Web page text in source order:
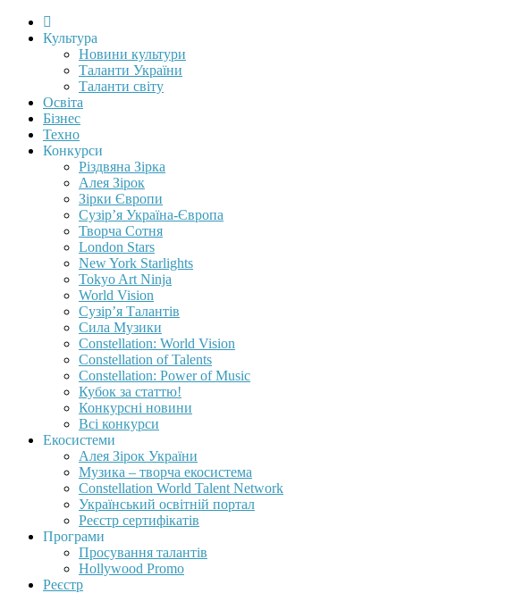
Культура
Новини культури
Таланти України
Таланти світу
Освіта
Бізнес
Техно
Конкурси
Різдвяна Зірка
Алея Зірок
Зірки Європи
Сузір’я Україна-Європа
Творча Сотня
London Stars
New York Starlights
Tokyo Art Ninja
World Vision
Сузір’я Талантів
Сила Музики
Constellation: World Vision
Constellation of Talents
Constellation: Power of Music
Кубок за статтю!
Конкурсні новини
Всі конкурси
Екосистеми
Алея Зірок України
Музика – творча екосистема
Constellation World Talent Network
Український освітній портал
Реєстр сертифікатів
Програми
Просування талантів
Hollywood Promo
Реєстр